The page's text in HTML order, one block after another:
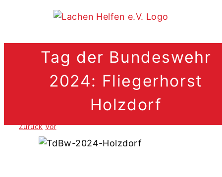
Tag der Bundeswehr
2024: Fliegerhorst
Holzdorf
Zurück Vor